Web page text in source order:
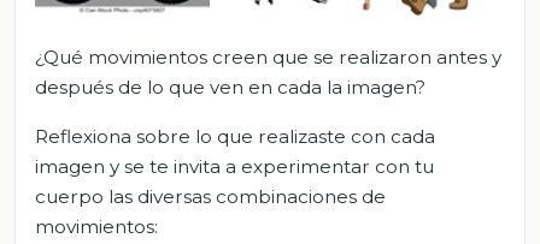
¿Qué movimientos creen que se realizaron antes y
después de lo que ven en cada la imagen?
Reflexiona sobre lo que realizaste con cada
imagen y se te invita a experimentar con tu
cuerpo las diversas combinaciones de
movimientos: